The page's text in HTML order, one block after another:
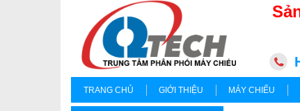
TRANG CHỦ GIỚI THIỆU MÁY CHIẾU